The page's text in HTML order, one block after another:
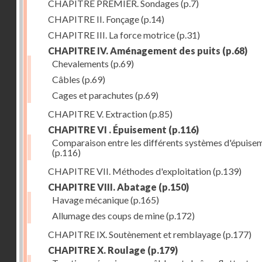
CHAPITRE PREMIER. Sondages (p.7)
CHAPITRE II. Fonçage(p.14)
CHAPITRE III. La force motrice(p.31)
CHAPITRE IV. Aménagement des puits (p.68)
Chevalements (p.69)
Câbles (p.69)
Cages et parachutes (p.69)
CHAPITRE V. Extraction(p.85)
CHAPITRE VI . Épuisement (p.116)
Comparaison entre les différents systèmes
(p.116)
CHAPITRE VII. Méthodes d'exploitation(p.139)
CHAPITRE VIII. Abatage (p.150)
Havage mécanique(p.165)
Allumage des coups de mine(p.172)
CHAPITRE IX. Soutènement et remblayage(p.177)
CHAPITRE X. Roulage (p.179)